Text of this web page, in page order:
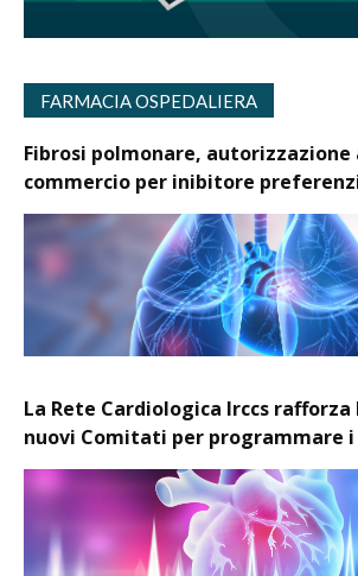
FARMACIA OSPEDALIERA
Fibrosi polmonare, autorizzazione
commercio per inibitore
La Rete Cardiologica Irccs rafforza
nuovi Comitati per programmare